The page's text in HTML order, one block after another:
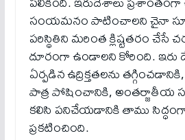
సంయమనం పాటించాలని చైనా
పరిస్థితిని మరింత క్లిష్టతరం చేసే
దూరంగా ఉండాల‌ని కోరింది.
ఏర్పడిన ఉద్రిక్తతలను
పాత్ర పోషించానికి,
కలిసి పనిచేయడానికి తాము సిద్ధంగా
ప్రకటించింది.